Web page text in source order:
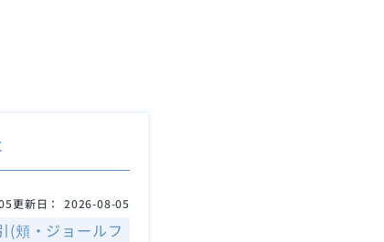
更新日： 2026-08-05
(頬・ジョールフ